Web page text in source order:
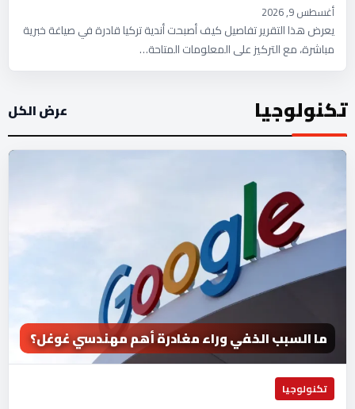
أغسطس 9, 2026
يعرض هذا التقرير تفاصيل كيف أصبحت أندية تركيا قادرة في صياغة خبرية
مباشرة، مع التركيز على المعلومات المتاحة…
تكنولوجيا عرض الكل
ما السبب الخفي وراء مغادرة أهم مهندسي غوغل؟
تكنولوجيا